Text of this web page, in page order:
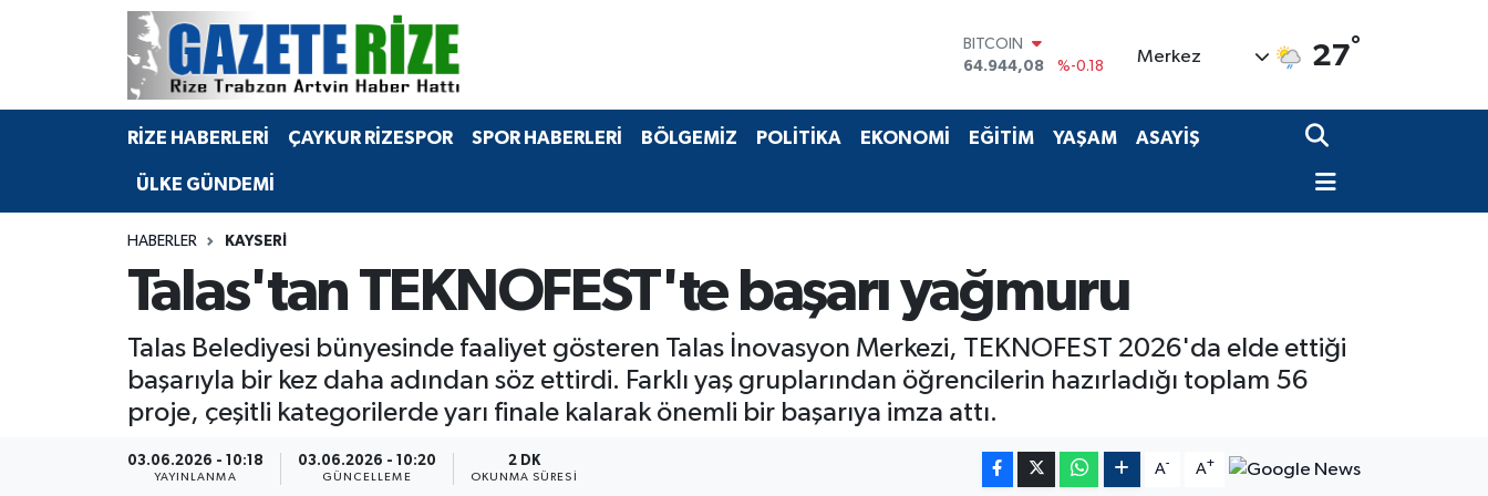
DOLAR
47,7436
%0.18
55,2510
%0.32
STERLİN
64.944,08
%-0.18
Merkez 27°
RİZE HABERLERİ ÇAYKUR RİZESPOR SPOR HABERLERİ BÖLGEMİZ POLİTİKA EKONOMİ EĞİTİM YAŞAM ASAYİŞ
ÜLKE GÜNDEMİ
HABERLER KAYSERI
Talas'tan TEKNOFEST'te başarı yağmuru
Talas Belediyesi bünyesinde faaliyet gösteren Talas İnovasyon Merkezi, TEKNOFEST 2026'da elde ettiği
başarıyla bir kez daha adından söz ettirdi. Farklı yaş gruplarından öğrencilerin hazırladığı toplam 56
proje, çeşitli kategorilerde yarı finale kalarak önemli bir başarıya imza attı.
03.06.2026 - 10:18
YAYINLANMA
03.06.2026 - 10:20
GÜNCELLEME
2 DK
OKUNMA SÜRESI
A- A+
BÖLGEMİZ
Bilim Teknoloji
Advertising news
Merkez Nöbetçi Eczaneler
Merkez Hava Durumu
Merkez Trafik Yoğunluk Haritası
Tüm Manşetler
Son Dakika Haberleri
Haber Arşivi